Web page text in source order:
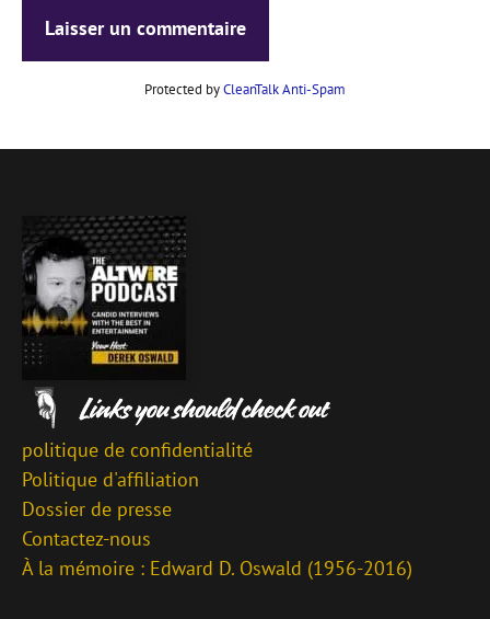
Protected byCleanTalk Anti-Spam
politique de confidentialité
Politique d'affiliation
Dossier de presse
Contactez-nous
À la mémoire : Edward D. Oswald (1956-2016)